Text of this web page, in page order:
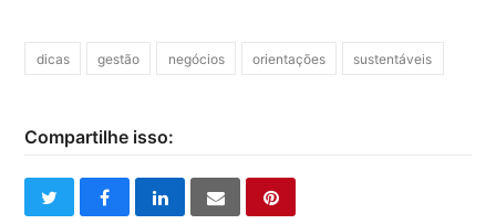
dicas gestão negócios orientações sustentáveis
Compartilhe isso:
twitterfacebooklinkedinemail pinterest